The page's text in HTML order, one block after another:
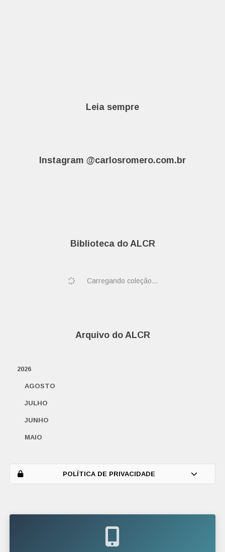
Leia sempre
Instagram @carlosromero.com.br
Biblioteca do ALCR
Carregando coleção...
Arquivo do ALCR
2026
AGOSTO
JULHO
JUNHO
MAIO
POLÍTICA DE PRIVACIDADE